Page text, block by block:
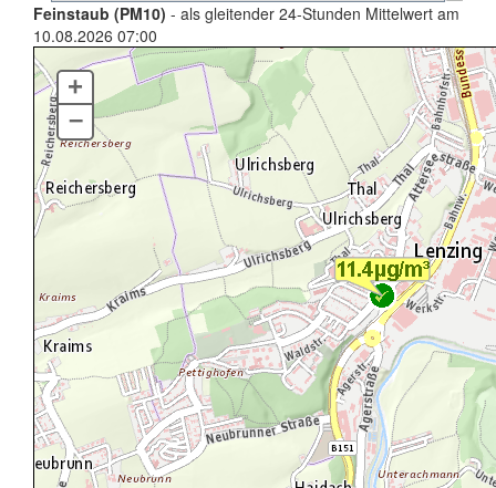
Feinstaub (PM10) - als gleitender 24-Stunden Mittelwert am
10.08.2026 07:00
+
–